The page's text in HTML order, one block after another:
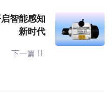
智能感知
新时代
下一篇